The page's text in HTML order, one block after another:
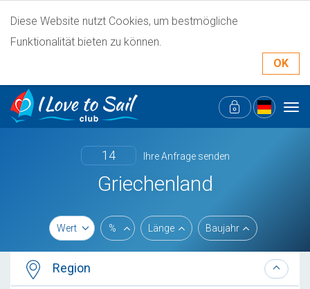
Diese Website nutzt Cookies, um bestmögliche
Funktionalität bieten zu können.
OK
14 Ihre Anfrage senden
Griechenland
Wert % Länge Baujahr
Region